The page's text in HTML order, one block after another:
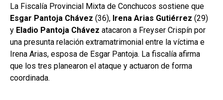
La Fiscalía Provincial Mixta de Conchucos sostiene que
Esgar Pantoja Chávez (36), Irena Arias Gutiérrez (29)
y Eladio Pantoja Chávez atacaron a Freyser Crispín por
una presunta relación extramatrimonial entre la víctima e
Irena Arias, esposa de Esgar Pantoja. La fiscalía afirma
que los tres planearon el ataque y actuaron de forma
coordinada.